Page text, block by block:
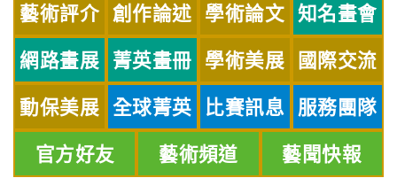
藝術評介 創作論述 學術論文 知名畫會
網路畫展 菁英畫冊 學術美展 國際交流
動保美展 全球菁英 比賽訊息 服務團隊
官方好友 藝術頻道 藝聞快報